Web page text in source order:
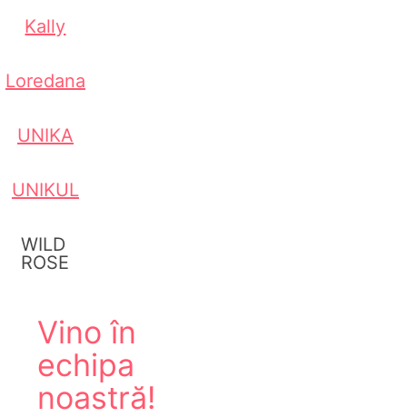
Kally
Loredana
UNIKA
UNIKUL
WILD
ROSE
Vino în
echipa
noastră!